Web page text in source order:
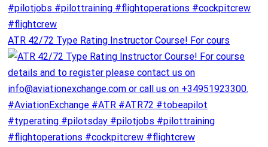
ATR 42/72 Type Rating Instructor Course! For cours